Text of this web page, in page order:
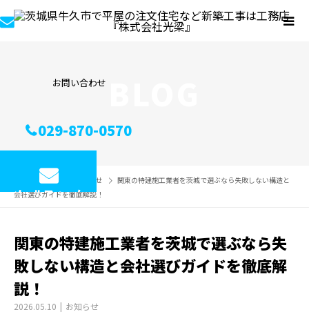
お問い合わせ
029-870-0570
メールフォーム
ブログ お知らせ
関東の特建施工業者を茨城で選ぶなら失敗しない構造と
会社選びガイドを徹底解説！
関東の特建施工業者を茨城で選ぶなら失
敗しない構造と会社選びガイドを徹底解
説！
2026.05.10 お知らせ